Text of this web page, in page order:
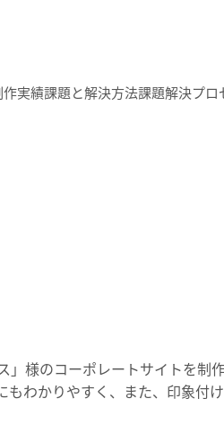
作実績課題と解決方法課題解決プロ
様のコーポレートサイトを
わかりやすく、また、印象付